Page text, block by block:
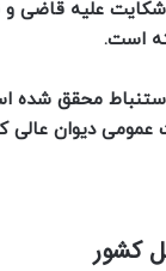
شکایت علیه قاضی
است.
دیوان عالی
کشور